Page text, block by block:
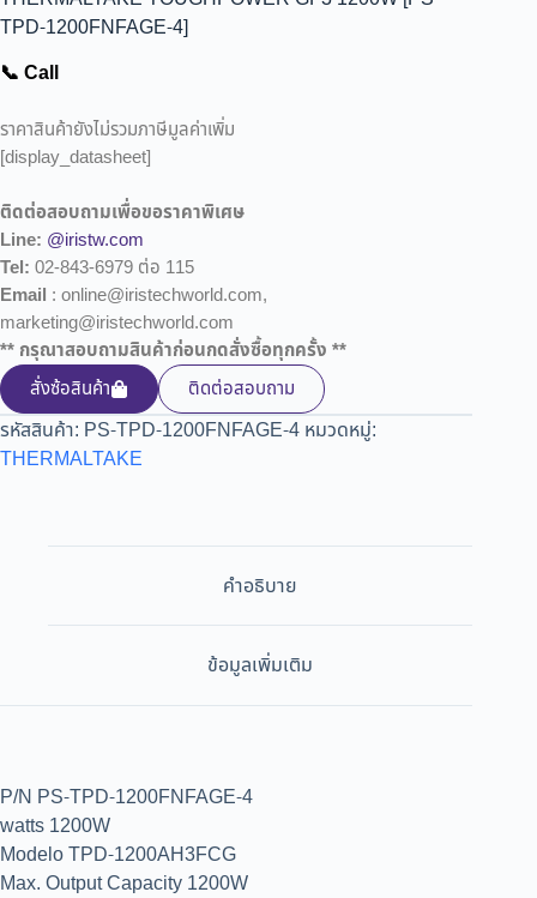
TPD-1200FNFAGE-4]
📞 Call
ราคาสินค้ายังไม่รวมภาษีมูลค่าเพิ่ม
[display_datasheet]
ติดต่อสอบถามเพื่อขอราคาพิเศษ
Line: @iristw.com
Tel: 02-843-6979 ต่อ 115
Email : online@iristechworld.com,
marketing@iristechworld.com
** กรุณาสอบถามสินค้าก่อนกดสั่งซื้อทุกครั้ง **
สั่งซ้อสินค้า
ติดต่อสอบถาม
รหัสสินค้า: PS-TPD-1200FNFAGE-4 หมวดหมู่:
THERMALTAKE
คำอธิบาย
ข้อมูลเพิ่มเติม
P/N PS-TPD-1200FNFAGE-4
watts 1200W
Modelo TPD-1200AH3FCG
Max. Output Capacity 1200W